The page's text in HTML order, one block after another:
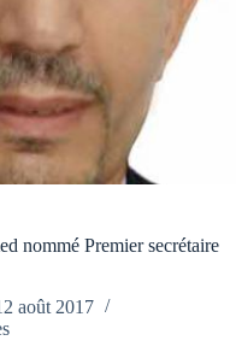
nommé Premier secrétaire
août 2017